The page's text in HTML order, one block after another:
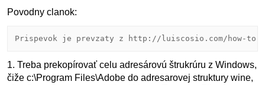
Povodny clanok:
Prispevok je prevzaty z http://luiscosio.com/how-to-
1. Treba prekopírovať celu adresárovú štrukrúru z Windows,
čiže c:\Program Files\Adobe do adresarovej struktury wine,